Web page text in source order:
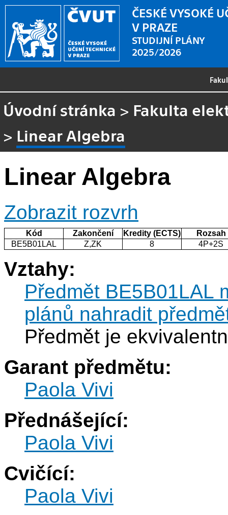
ČESKÉ VYSOKÉ
V PRAZE
STUDIJNÍ PLÁNY
2025/2026
Úvodní stránka > Fakulta
> Linear Algebra
Linear Algebra
Zobrazit rozvrh
Kód Zakončení Kredity (ECTS)
Rozsah
BE5B01LAL
Z,ZK 8 4P+2S
Vztahy:
Předmět BE5B01LAL
plánů nahradit
Předmět je
Garant předmětu:
Paola Vivi
Přednášející:
Paola Vivi
Cvičící:
Paola Vivi